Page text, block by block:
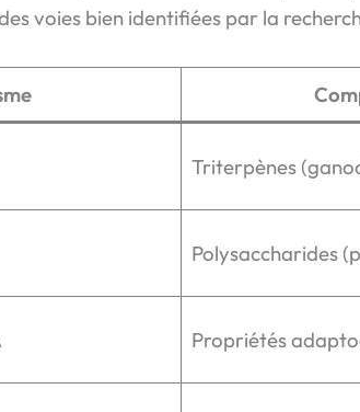
voies bien identifiées par la
Triterpènes
Polysaccharides
Propriétés